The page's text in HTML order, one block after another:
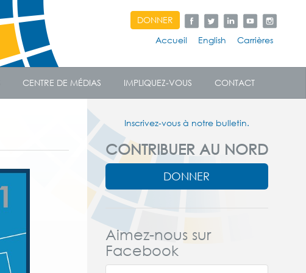
DONNER
Accueil
English Carrières
CENTRE DE MÉDIAS IMPLIQUEZ-VOUS CONTACT
Inscrivez-vous à notre bulletin.
CONTRIBUER AU NORD
DONNER
Aimez-nous sur
Facebook